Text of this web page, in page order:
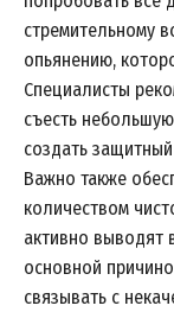
стремительному
опьянению,
Специалисты
съесть
создать
Важно также
количеством
активно выводят
основной
связывать с